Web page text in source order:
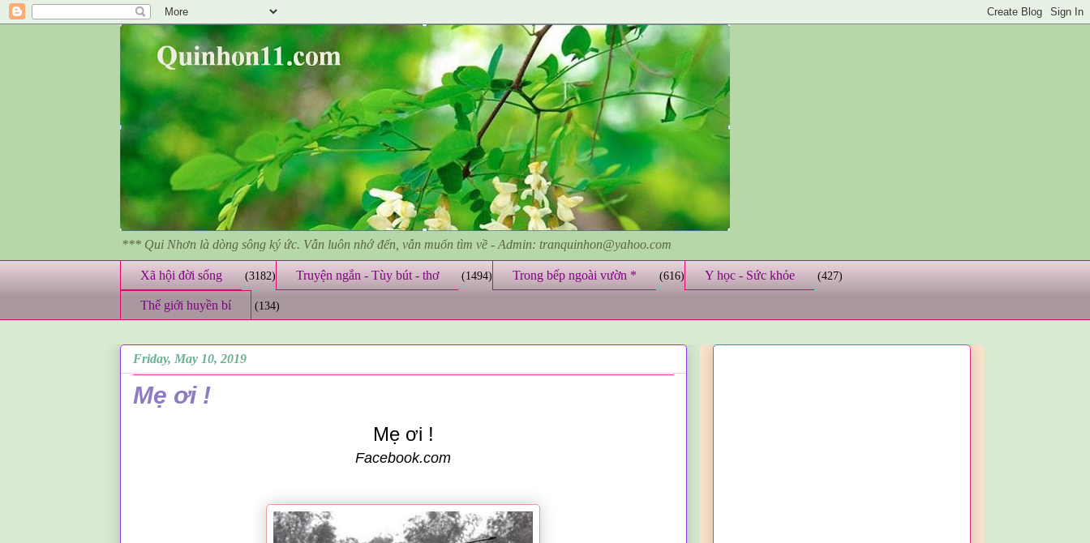
*** Qui Nhơn là dòng sông ký ức. Vẫn luôn nhớ đến, vẫn muốn tìm về - Admin: tranquinhon@yahoo.com
Xã hội đời sống (3182) Truyện ngắn - Tùy bút - thơ (1494) Trong bếp ngoài vườn * (616) Y học - Sức khỏe (427)
Thế giới huyền bí (134)
Friday, May 10, 2019
Mẹ ơi !
Mẹ ơi !
Facebook.com